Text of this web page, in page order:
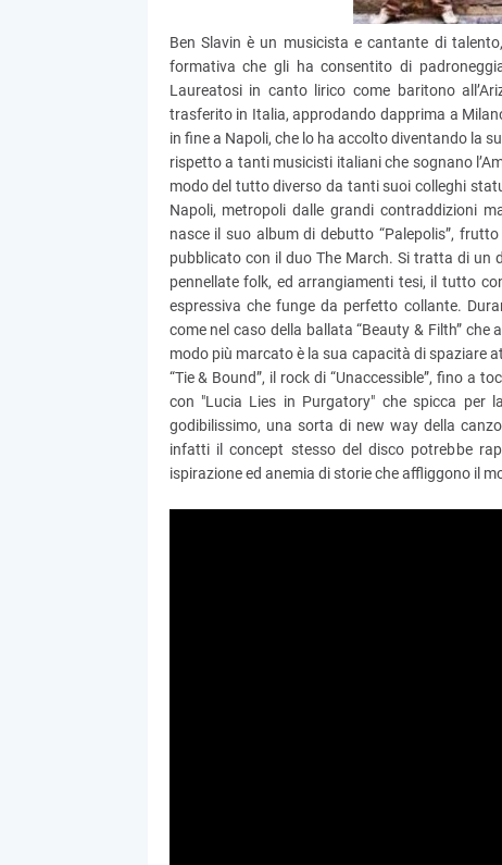
Ben Slavin è un musicista e cantante di
formativa che gli ha consentito di
Laureatosi in canto lirico come baritono
trasferito in Italia, approdando dapprima a
in fine a Napoli, che lo ha accolto diventando la
rispetto a tanti musicisti italiani che sognano
modo del tutto diverso da tanti suoi colleghi
Napoli, metropoli dalle grandi contraddizioni
nasce il suo album di debutto “Palepolis”,
pubblicato con il duo The March. Si tratta di un
pennellate folk, ed arrangiamenti tesi, il tutto
espressiva che funge da perfetto collante.
come nel caso della ballata “Beauty & Filth” che
modo più marcato è la sua capacità di spaziare
“Tie & Bound”, il rock di “Unaccessible”, fino a
con "Lucia Lies in Purgatory" che spicca per
godibilissimo, una sorta di new way della
infatti il concept stesso del disco potrebbe
ispirazione ed anemia di storie che affliggono il